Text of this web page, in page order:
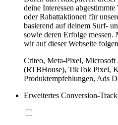
deine Interessen
oder Rabattaktionen für
basierend auf deinem Surf-
sowie deren Erfolge
wir auf dieser Webseite
Criteo, Meta-Pixel, Microsoft
(RTBHouse), TikTok Pixel,
Produktempfehlungen, Ads
Erweitertes Conversion-